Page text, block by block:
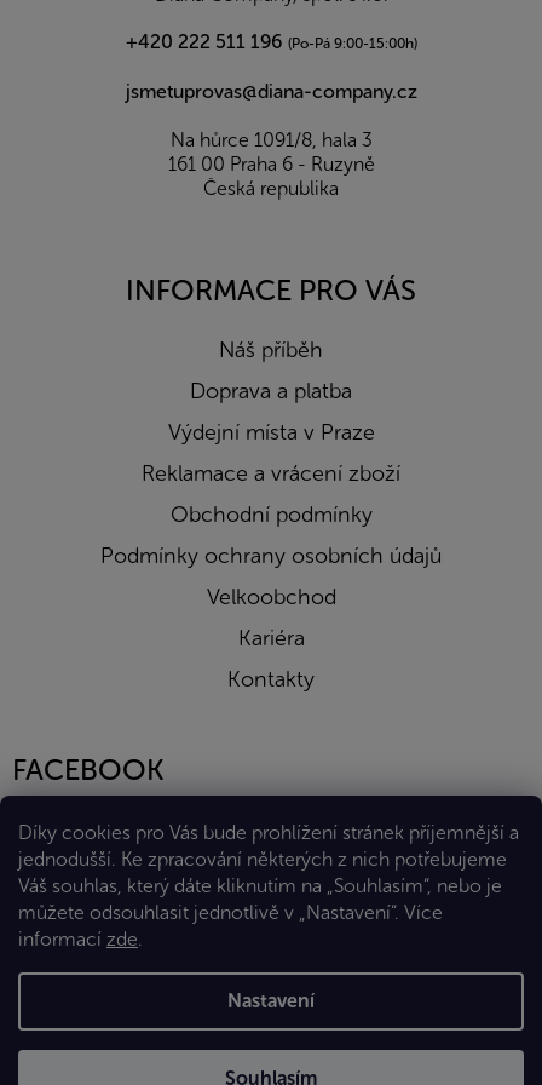
Díky cookies pro Vás bude prohlížení stránek příjemnější a
jednodušší. Ke zpracování některých z nich potřebujeme
Váš souhlas, který dáte kliknutím na „Souhlasím“, nebo je
můžete odsouhlasit jednotlivě v „Nastavení“. Více
informací zde.
Nastavení
Souhlasím
+420 222 511 196 (Po-Pá 9:00-15:00h)
jsmetuprovas@diana-company.cz
Na hůrce 1091/8, hala 3
161 00 Praha 6 - Ruzyně
Česká republika
INFORMACE PRO VÁS
Náš příběh
Doprava a platba
Výdejní místa v Praze
Reklamace a vrácení zboží
Obchodní podmínky
Podmínky ochrany osobních údajů
Velkoobchod
Kariéra
Kontakty
FACEBOOK
Vytvořil Shoptet Premium
Copyright 2026Eshop Diana Company, spol. s r.o.. Všechna
práva vyhrazena.